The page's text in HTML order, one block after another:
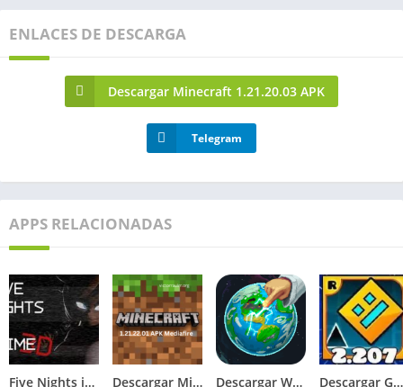
ENLACES DE DESCARGA
Descargar Minecraft 1.21.20.03 APK
Telegram
APPS RELACIONADAS
Five Nights in Anime 3D APK 2026 para Android Descargar Minecraft 1.21.22.01 APK Mediafire Descargar WorldBox Premium APK Todo Desbloqueado 2026 Descargar Geometry Dash 2.207 APK 2026 Todo Desbloqueado